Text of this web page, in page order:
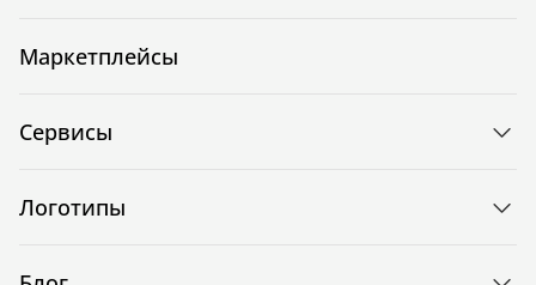
Маркетплейсы
Сервисы
Логотипы